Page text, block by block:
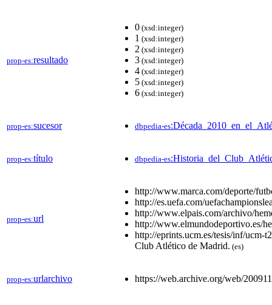
prop-es:resultado
0 (xsd:integer)
1 (xsd:integer)
2 (xsd:integer)
3 (xsd:integer)
4 (xsd:integer)
5 (xsd:integer)
6 (xsd:integer)
prop-es:sucesor dbpedia-es
prop-es:título dbpedia-es
prop-es:url
http://www.marca.com/deporte/
http://es.uefa.com/
http://www.elpais.com/archivo/
http://www.elmundodeportivo.es/
http://eprints.ucm.es/tesis/inf/ucm-
Club Atlético de Madrid. (es)
prop-es:urlarchivo https://web.archive.org/web/